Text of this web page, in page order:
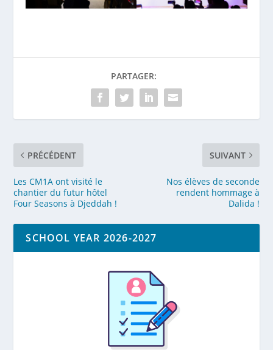
PARTAGER:
PRÉCÉDENT
Les CM1A ont visité le
chantier du futur hôtel
Four Seasons à Djeddah !
SUIVANT
Nos élèves de seconde
rendent hommage à
Dalida !
SCHOOL YEAR 2026-2027